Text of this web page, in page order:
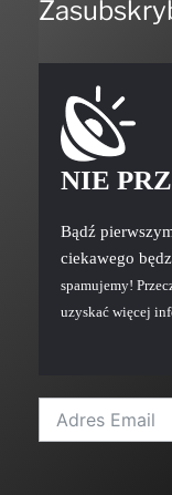
NIE
Bądź
ciekawego
spamujemy!
uzyskać więcej